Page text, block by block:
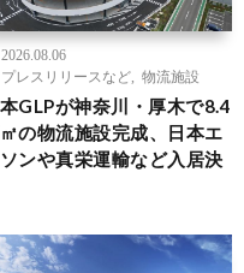
2026.08.06
プレスリリースなど
物流施設
GLPが神奈川・厚木で8.4
の物流施設完成、日本エ
ンや真栄運輸など入居決